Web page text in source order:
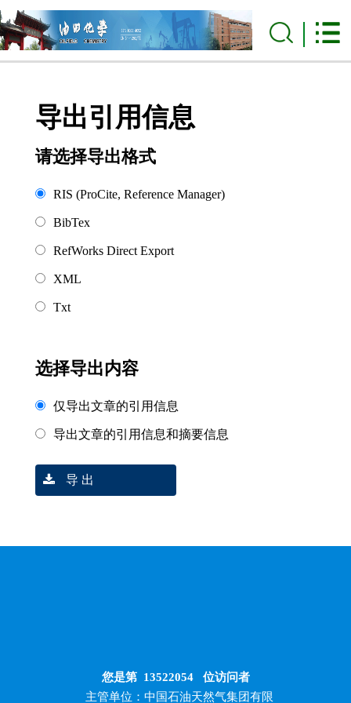
导出引用信息
请选择导出格式
RIS (ProCite, Reference Manager)
BibTex
RefWorks Direct Export
XML
Txt
选择导出内容
仅导出文章的引用信息
导出文章的引用信息和摘要信息
导 出
您是第 13522054位访问者
主管单位：中国石油天然气集团有限